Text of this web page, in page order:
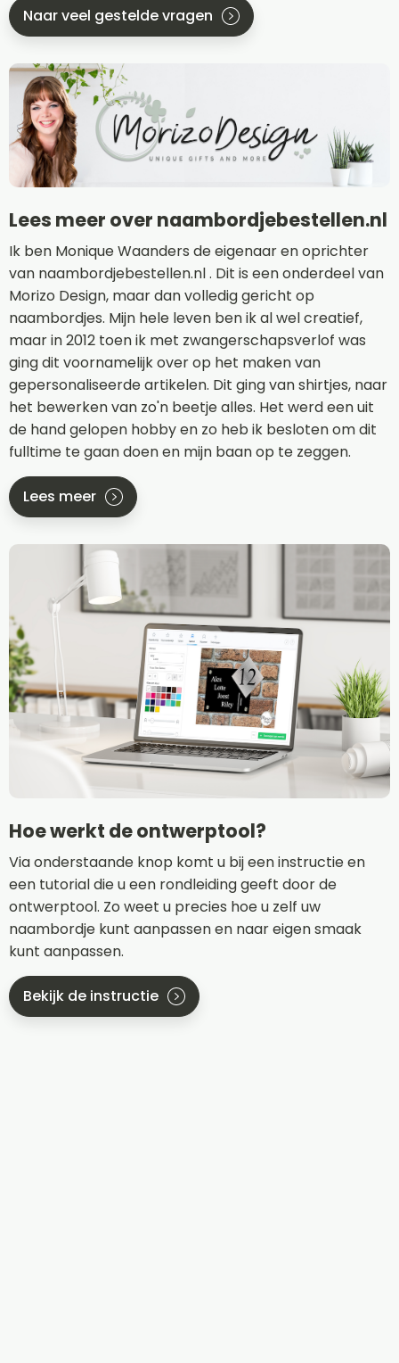
Naar veel gestelde vragen
Lees meer over naambordjebestellen.nl
Ik ben Monique Waanders de eigenaar en oprichter
van naambordjebestellen.nl . Dit is een onderdeel van
Morizo Design, maar dan volledig gericht op
naambordjes. Mijn hele leven ben ik al wel creatief,
maar in 2012 toen ik met zwangerschapsverlof was
ging dit voornamelijk over op het maken van
gepersonaliseerde artikelen. Dit ging van shirtjes, naar
het bewerken van zo'n beetje alles. Het werd een uit
de hand gelopen hobby en zo heb ik besloten om dit
fulltime te gaan doen en mijn baan op te zeggen.
Lees meer
Hoe werkt de ontwerptool?
Via onderstaande knop komt u bij een instructie en
een tutorial die u een rondleiding geeft door de
ontwerptool. Zo weet u precies hoe u zelf uw
naambordje kunt aanpassen en naar eigen smaak
kunt aanpassen.
Bekijk de instructie